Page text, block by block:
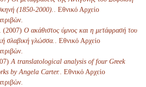
(1850-2000).
. Εθνικό Αρχείο
(2007) Ο ακάθιστος ύμνος και η μετάφρασή του
σλαβική γλώσσα.
. Εθνικό Αρχείο
A translatological analysis of four Greek
by Angela Carter. . Εθνικό Αρχείο